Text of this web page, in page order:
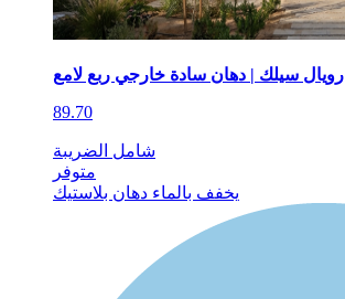
رويال سيلك | دهان سادة خارجي ربع لامع
89.70
شامل الضريبة
متوفر
يخفف بالماء دهان بلاستيك